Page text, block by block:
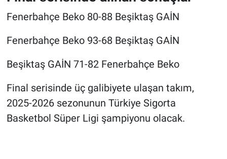
Fenerbahçe Beko 80-88 Beşiktaş GAİN
Fenerbahçe Beko 93-68 Beşiktaş GAİN
Beşiktaş GAİN 71-82 Fenerbahçe Beko
Final serisinde üç galibiyete ulaşan takım,
2025-2026 sezonunun Türkiye Sigorta
Basketbol Süper Ligi şampiyonu olacak.